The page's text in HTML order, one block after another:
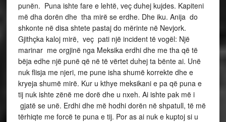
punën. Puna ishte fare e lehtë, veç duhej kujdes. Kapiteni
më dha dorën dhe tha mirë se erdhe. Dhe iku. Anija do
shkonte në disa shtete pastaj do mërinte në Nevjork.
Gjithçka kaloj mirë, veç pati një incident të vogël: Një
marinar me orgjinë nga Meksika erdhi dhe me tha që të
bëja edhe një punë që në të vërtet duhej ta bënte ai. Unë
nuk flisja me njeri, me pune isha shumë korrekte dhe e
kryeja shumë mirë. Kur u kthye meksikani e pa që puna e
tij nuk ishte zënë me dorë dhe u nxeh. Ai ishte pak më i
gjatë se unë. Erdhi dhe më hodhi dorën në shpatull, të më
tërhiqte me forcë te puna e tij. Por as ai nuk e kuptoj si u